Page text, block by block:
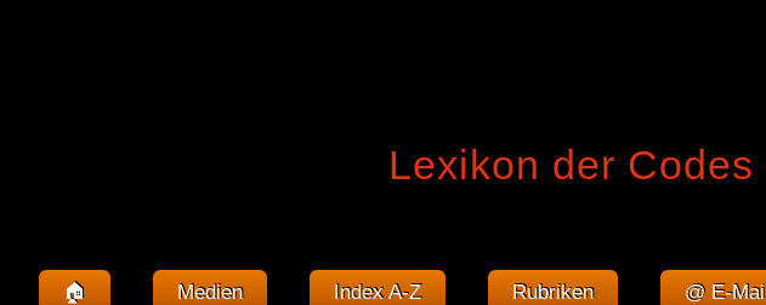
Lexikon der
🏠 Medien Index A-Z Rubriken @ E-